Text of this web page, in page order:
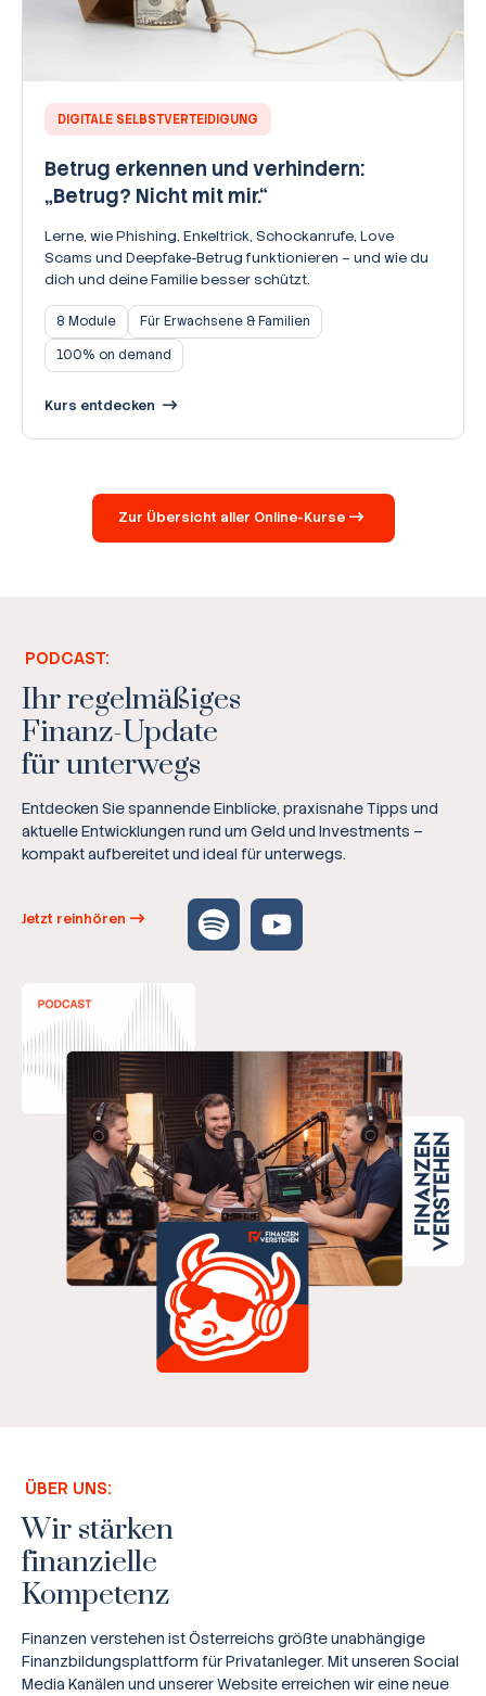
DIGITALE SELBSTVERTEIDIGUNG
Betrug erkennen und verhindern:
„Betrug? Nicht mit mir.“
Lerne, wie Phishing, Enkeltrick, Schockanrufe, Love
Scams und Deepfake-Betrug funktionieren – und wie du
dich und deine Familie besser schützt.
8 Module
Für Erwachsene & Familien
100% on demand
Kurs entdecken
Zur Übersicht aller Online-Kurse
PODCAST:
Ihr regelmäßiges
Finanz-Update
für unterwegs
Entdecken Sie spannende Einblicke, praxisnahe Tipps und
aktuelle Entwicklungen rund um Geld und Investments –
kompakt aufbereitet und ideal für unterwegs.
Jetzt reinhören
ÜBER UNS:
Wir stärken
finanzielle
Kompetenz
Finanzen verstehen ist Österreichs größte unabhängige
Finanzbildungsplattform für Privatanleger. Mit unseren Social
Media Kanälen und unserer Website erreichen wir eine neue